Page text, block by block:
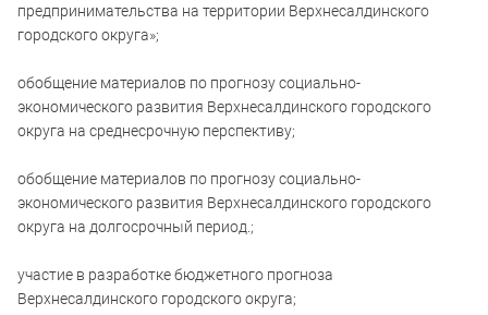
предпринимательства на территории Верхнесалдинского
городского округа»;
обобщение материалов по прогнозу социально-
экономического развития Верхнесалдинского городского
округа на среднесрочную перспективу;
обобщение материалов по прогнозу социально-
экономического развития Верхнесалдинского городского
округа на долгосрочный период.;
участие в разработке бюджетного прогноза
Верхнесалдинского городского округа;